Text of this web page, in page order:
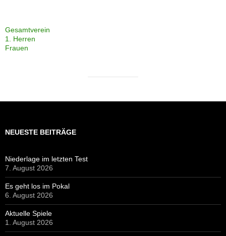
Gesamtverein
1. Herren
Frauen
NEUESTE BEITRÄGE
Niederlage im letzten Test
7. August 2026
Es geht los im Pokal
6. August 2026
Aktuelle Spiele
1. August 2026